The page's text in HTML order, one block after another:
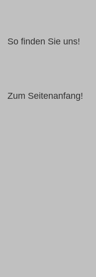
So finden Sie uns!
Zum Seitenanfang!